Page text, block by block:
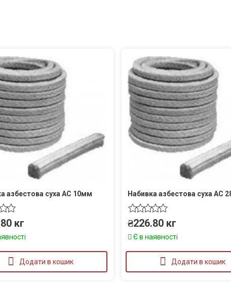
азбестова суха АС 10мм
кг
Додати в кошик
Набивка азбестова суха АС
₴226.80 кг
Є в наявності
Додати в кошик